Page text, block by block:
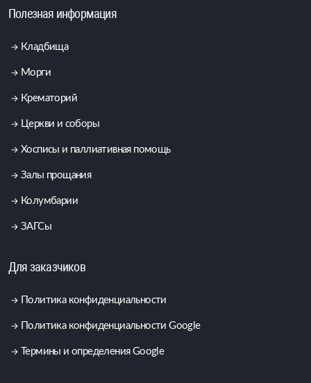
Полезная информация
Кладбища
Морги
Крематорий
Церкви и соборы
Хосписы и паллиативная помощь
Залы прощания
Колумбарии
ЗАГСы
Для заказчиков
Политика конфиденциальности
Политика конфиденциальности Google
Термины и определения Google